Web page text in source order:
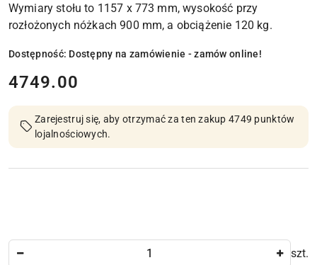
Wymiary stołu to 1157 x 773 mm, wysokość przy
rozłożonych nóżkach 900 mm, a obciążenie 120 kg.
Dostępność: Dostępny na zamówienie - zamów online!
cena:
4749.00
Zarejestruj się, aby otrzymać za ten zakup 4749 punktów
lojalnościowych.
szt.